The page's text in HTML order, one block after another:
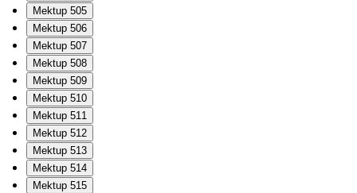
Mektup 505
Mektup 506
Mektup 507
Mektup 508
Mektup 509
Mektup 510
Mektup 511
Mektup 512
Mektup 513
Mektup 514
Mektup 515